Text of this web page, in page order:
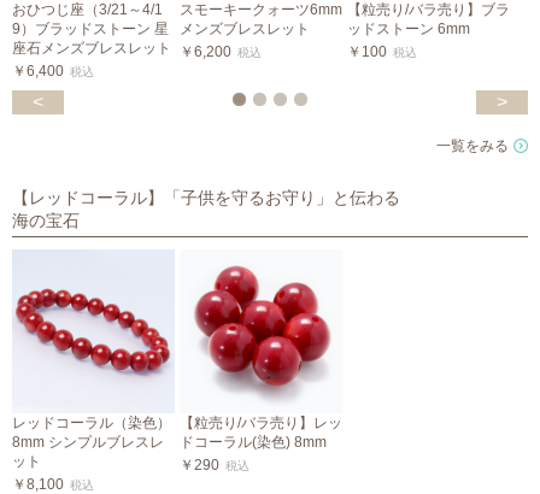
おひつじ座（3/21～4/1
9）ブラッドストーン 星
座石メンズブレスレット
￥6,400 税込
スモーキークォーツ6mm
メンズブレスレット
￥6,200 税込
【粒売り/バラ売り】ブラ
ッドストーン 6mm
￥100 税込
< >
一覧をみる
【レッドコーラル】「子供を守るお守り」と伝わる
海の宝石
レッドコーラル（染色）
8mm シンプルブレスレ
ット
￥8,100 税込
【粒売り/バラ売り】レッ
ドコーラル(染色) 8mm
￥290 税込